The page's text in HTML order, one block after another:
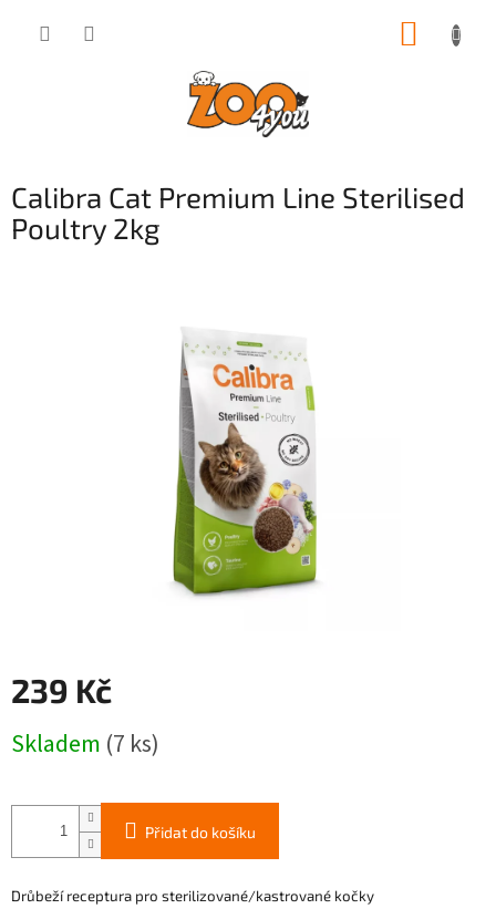
Calibra Cat Premium Line Sterilised
Poultry 2kg
239 Kč
cena:
Skladem (7 ks)
Přidat do košíku
Drůbeží receptura pro sterilizované/kas­trované kočky